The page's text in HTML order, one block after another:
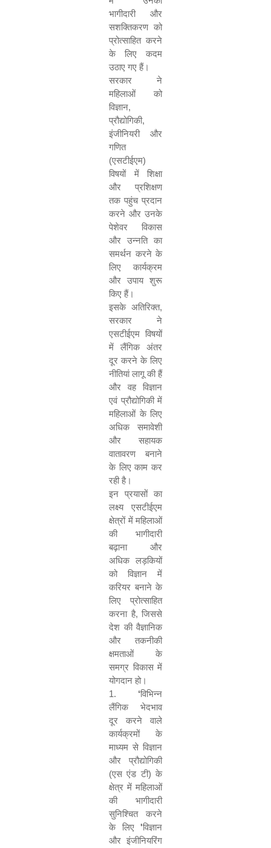
भागीदारी और
सशक्तिकरण को
प्रोत्साहित करने
के लिए कदम
उठाए गए हैं।
सरकार ने
महिलाओं को
विज्ञान,
प्रौद्योगिकी,
इंजीनियरी और
गणित
(एसटीईएम)
विषयों में शिक्षा
और प्रशिक्षण
तक पहुंच प्रदान
करने और उनके
पेशेवर विकास
और उन्नति का
समर्थन करने के
लिए कार्यक्रम
और उपाय शुरू
किए हैं।
इसके अतिरिक्त,
सरकार
ने
एसटीईएम विषयों
में लैंगिक अंतर
दूर करने के लिए
नीतियां लागू की हैं
और वह विज्ञान
एवं प्रौद्योगिकी में
महिलाओं के लिए
अधिक समावेशी
और सहायक
वातावरण बनाने
के लिए काम कर
रही है।
इन प्रयासों का
लक्ष्य एसटीईएम
क्षेत्रों में महिलाओं
की भागीदारी
बढ़ाना और
अधिक लड़कियों
को विज्ञान में
करियर बनाने के
लिए प्रोत्साहित
करना है, जिससे
देश की वैज्ञानिक
और तकनीकी
क्षमताओं के
समग्र विकास में
योगदान हो।
1. ‘विभिन्न
लैंगिक भेदभाव
दूर करने वाले
कार्यक्रमों के
माध्यम से विज्ञान
और प्रौद्योगिकी
(एस एंड टी) के
क्षेत्र में महिलाओं
की भागीदारी
सुनिश्चित करने
के लिए 'विज्ञान
और इंजीनियरिंग